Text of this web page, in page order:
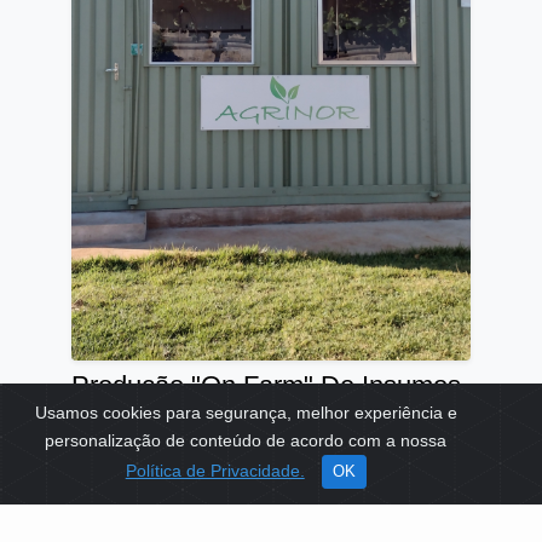
Usamos cookies para segurança, melhor experiência e
personalização de conteúdo de acordo com a nossa
Política de Privacidade.
OK
Produção "On Farm" De Insumos
Biológicos Na Anfrut
RENDA